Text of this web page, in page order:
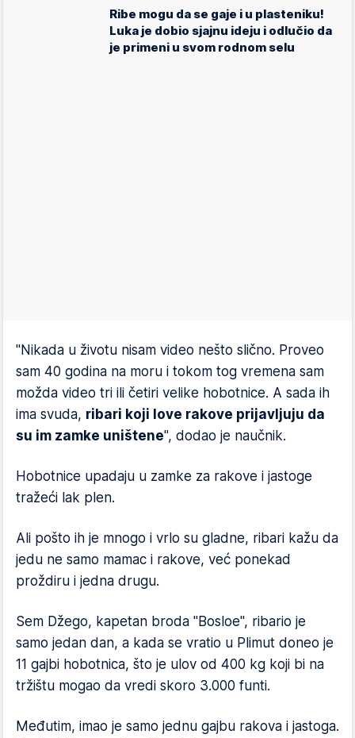
Ribe mogu da se gaje i u plasteniku!
Luka je dobio sjajnu ideju i odlučio da
je primeni u svom rodnom selu
"Nikada u životu nisam video nešto slično. Proveo
sam 40 godina na moru i tokom tog vremena sam
možda video tri ili četiri velike hobotnice. A sada ih
ima svuda, ribari koji love rakove prijavljuju da
su im zamke uništene", dodao je naučnik.
Hobotnice upadaju u zamke za rakove i jastoge
tražeći lak plen.
Ali pošto ih je mnogo i vrlo su gladne, ribari kažu da
jedu ne samo mamac i rakove, već ponekad
proždiru i jedna drugu.
Sem Džego, kapetan broda "Bosloe", ribario je
samo jedan dan, a kada se vratio u Plimut doneo je
11 gajbi hobotnica, što je ulov od 400 kg koji bi na
tržištu mogao da vredi skoro 3.000 funti.
Međutim, imao je samo jednu gajbu rakova i jastoga.